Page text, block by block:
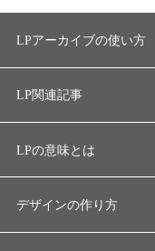
LPアーカイブの使い方
LP関連記事
LPの意味とは
デザインの作り方